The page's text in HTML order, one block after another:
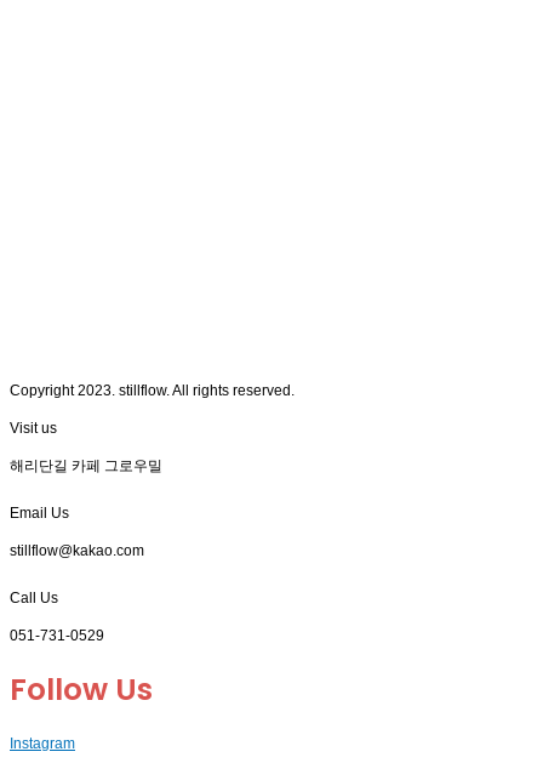
Copyright 2023. stillflow. All rights reserved.
Visit us
해리단길 카페 그로우밀
Email Us
stillflow@kakao.com
Call Us
051-731-0529
Follow Us
Instagram